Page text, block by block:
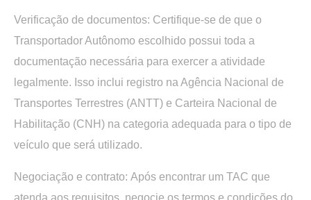
Verificação de documentos: Certifique-se de que o
Transportador Autônomo escolhido possui toda a
documentação necessária para exercer a atividade
legalmente. Isso inclui registro na Agência Nacional de
Transportes Terrestres (ANTT) e Carteira Nacional de
Habilitação (CNH) na categoria adequada para o tipo de
veículo que será utilizado.
Negociação e contrato: Após encontrar um TAC que
atenda aos requisitos, negocie os termos e condições do